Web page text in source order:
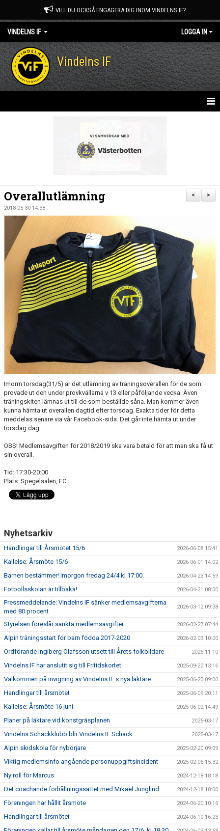
VILL DU OCKSÅ ENGAGERA DIG INOM VINDELNS IF?
VINDELNS IF LOGGA IN
Vindelns IF
MEDLEM I VINDELNS IF
TOA- & HUSHÅLLSPAPPERSFÖRSÄLJNING
KALENDER
DOKUMENT
VÅRA LAG
MATCHER
KLÄPPASPÅRET
KANSLISERVICE - DIGITAL BETALNING AV AVGIFTER
FRAMTIDSFONDEN
FRITIDSKORTET
>
<
Overallutlämning
2018-05-30 14:38
Imorrn torsdag(31/5) är det utlämning av träningsoverallen för de som
provade ut den under provkvällarna v 13 eller påföljande vecka. Även
träningskiten lämnas ut till de som beställde såna. Man kommer även
kunna hämta ut overallen dagtid efter torsdag. Exakta tider för detta
meddelas senare via vår Facebook-sida. Det går inte hämta ut under
torsdag dag.
OBS! Medlemsavgiften för 2018/2019 ska vara betald för att man ska få ut
sin overall.
Tid: 17:30-20:00
Plats: Spegelsalen, FC
Nyhetsarkiv
Handlingar till Årsmötet 15/6 2026-06-08 15:41
Kallelse: Årsmöte 15/6 2026-06-01 14:02
Barnen bestämmer! Imorgon fredag 24/4 kl 17:00. 2026-04-23 14:59
Fotbollsskolan är tillbaka! 2026-04-21 08:00
Pressmeddelande: Vindelns IF sänker medlemsavgifterna
med 80 procent
2026-03-12 09:38
Styrelsen föreslår sänkta medlemsavgifter 2026-02-27 07:44
Alpin träningsstart för barn födda 2017-2020 2026-02-03 10:00
Ordförande Ingiberg Olafsson utsett till Årets folkbildare 2025-11-10
Vindelns IF har anslutit sig till Fritidskortet 2025-09-22 13:16
Välkommen på invigning av Vindelns IF:s nya läktare 2025-06-23 09:00
Handlingar till årsmötet 2025-06-09 20:11
Kallelse: Årsmöte 16 juni 2025-06-02 14:49
Planer på läktare vid konstgräsplanen 2025-03-17
Vindelns Schackklubb blir Vindelns IF Schack 2025-03-17
Alpin skidskola för nybörjare 2025-02-20 09:09
Viktig medlemsinfo angående personuppgiftsincident 2025-02-06 15:32
Ny roll för Marcus 2024-12-18 18:18
Det coachande förhållningssättet med Mikael Junglind 2024-12-18 18:00
Föreningen har hållit årsmöte 2024-06-20 10:16
Handlingar till årsmötet 2024-06-10 16:23